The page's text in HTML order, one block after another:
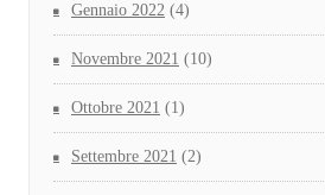
Gennaio 2022 (4)
Novembre 2021 (10)
Ottobre 2021 (1)
Settembre 2021 (2)